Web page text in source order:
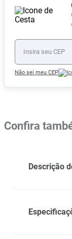
Não sei meu CEP
Confira
Descrição